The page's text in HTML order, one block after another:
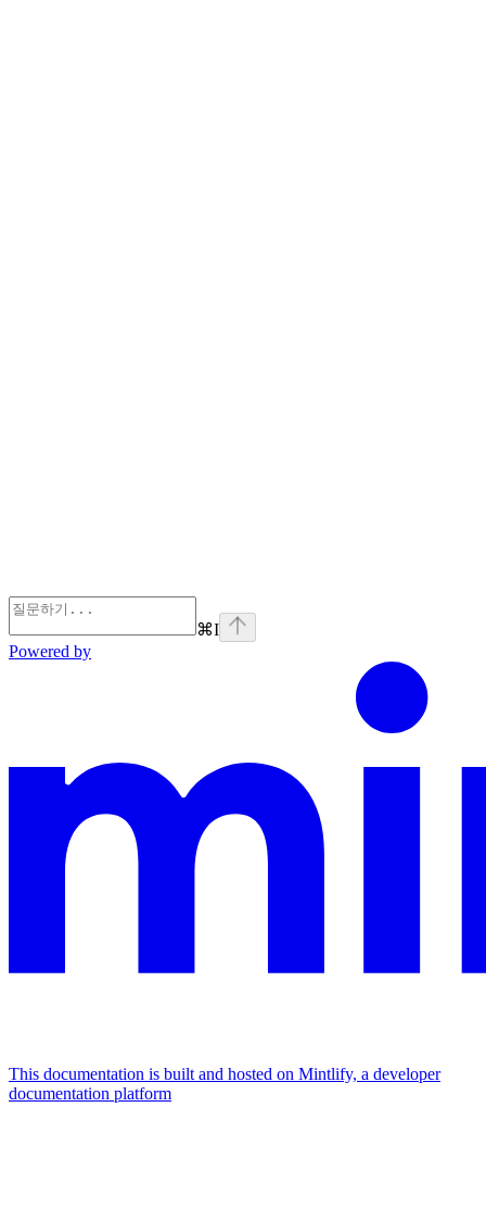
⌘I
Powered by
This documentation is built and hosted on Mintlify, a developer
documentation platform